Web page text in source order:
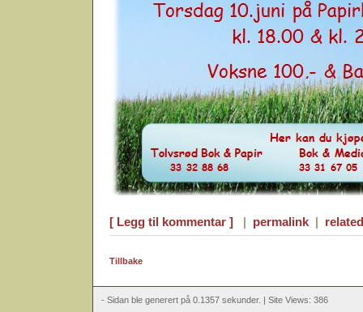
[ Legg til kommentar ] | permalink |
Tillbake
- Sidan ble generert på 0.1357 sekunder. | Site Views: 386